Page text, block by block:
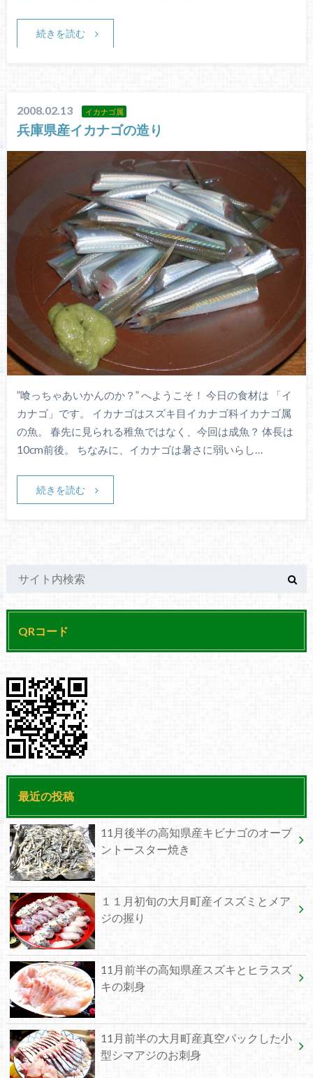
続きを読む
2008.02.13 イカナゴ属
兵庫県産イカナゴの造り
”喰っちゃあいかんのか？” へようこそ！ 今日の食材は 「イ
カナゴ」です。 イカナゴはスズキ目イカナゴ科イカナゴ属
の魚。 春先に見られる稚魚ではなく、今回は成魚？ 体長は
10cm前後。 ちなみに、イカナゴは暑さに弱いらし…
続きを読む
QRコード
最近の投稿
11月後半の高知県産キビナゴのオーブ
ントースター焼き
１１月初旬の大月町産イスズミとメア
ジの握り
11月前半の高知県産スズキとヒラスズ
キの刺身
11月前半の大月町産真空パックした小
型シマアジのお刺身